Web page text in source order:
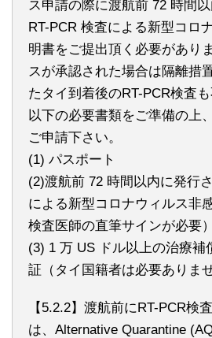
ス申請の際に渡航前 72 時間
RT-PCR 検査による新型コロ
明書をご提出頂く必要があり
スが承認された場合は隔離措
たタイ到着後のRT-PCR検査も
以下の必要書類をご準備の上
ご申請下さい。
(1) パスポート
(2)渡航前 72 時間以内に発行
による新型コロナウィルス非
検査医師の直筆サインが必要）
(3) 1 万 US ドル以上の治療補
証（タイ国籍者は必要ありませ
【5.2.2】渡航前にRT-PCR検
は、Alternative Quarantine